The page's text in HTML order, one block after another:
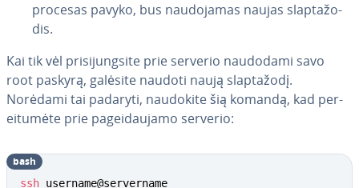
procesas pavyko, bus nau­do­ja­mas naujas slap­ta­žo­
dis.
Kai tik vėl pri­si­jung­si­te prie serverio naudodami savo
root paskyrą, galėsite naudoti naują slap­ta­žo­dį.
Norėdami tai padaryti, naudokite šią komandą, kad per­
ei­tu­mė­te prie pa­gei­dau­ja­mo serverio:
ssh username@servername
bash